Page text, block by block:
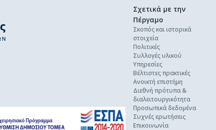
Σχετικά με την
Πέργαμο
Σκοπός και ιστορικά
στοιχεία
Πολιτικές
Συλλογές υλικού
Υπηρεσίες
Βέλτιστες πρακτικές
Ανοικτή επιστήμη
Διεθνή πρότυπα &
διαλειτουργικότητα
Προσωπικά δεδομένα
Συχνές ερωτήσεις
Επικοινωνία